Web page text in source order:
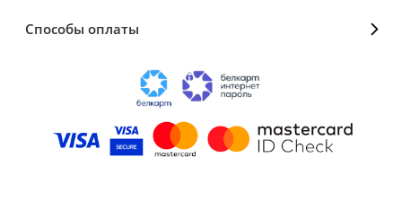
Способы оплаты